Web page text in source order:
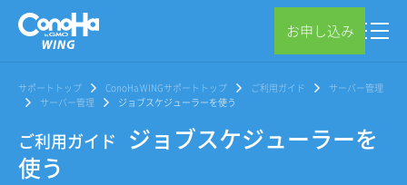
お申し込み
サポートトップ ConoHa WINGサポートトップ ご利用ガイド
サーバー管理
サーバー管理
ジョブスケジューラーを使う
ご利用ガイド
ジョブスケジューラーを
使う